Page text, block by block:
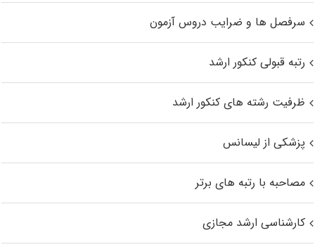
سرفصل ها و ضرایب دروس آزمون
رتبه قبولی کنکور ارشد
ظرفیت رشته های کنکور ارشد
پزشکی از لیسانس
مصاحبه با رتبه های برتر
کارشناسی ارشد مجازی